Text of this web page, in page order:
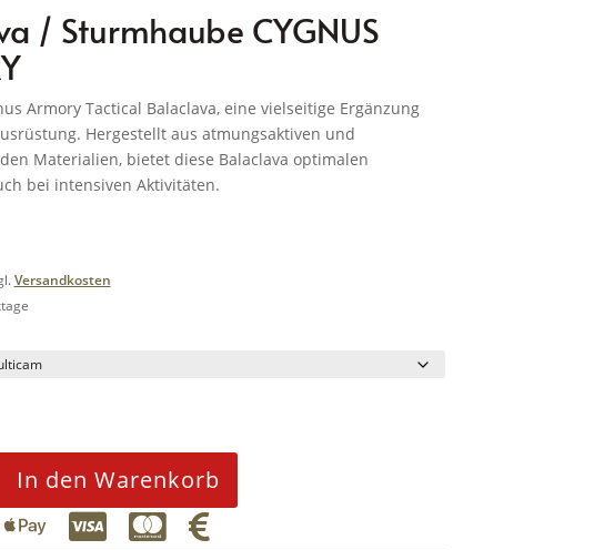
/ Sturmhaube CYGNUS
Armory Tactical Balaclava, eine vielseitige Ergänzung
Hergestellt aus atmungsaktiven und
Materialien, bietet diese Balaclava optimalen
bei intensiven Aktivitäten.
Versandkosten
In den Warenkorb
   